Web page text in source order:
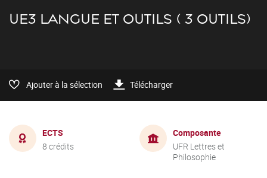
UE3 LANGUE ET OUTILS ( 3 OUTILS)
Ajouter à la sélection Télécharger
ECTS
8 crédits
Composante
UFR Lettres et
Philosophie